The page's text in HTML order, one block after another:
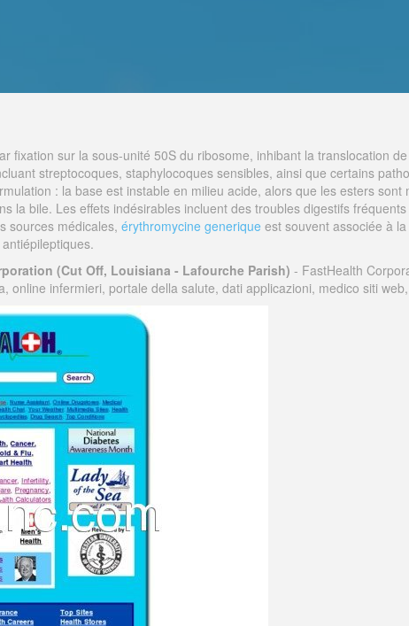
fixation sur la sous-unité 50S du ribosome, inhibant la translocation
streptocoques, staphylocoques sensibles, ainsi que certains
: la base est instable en milieu acide, alors que les esters
la bile. Les effets indésirables incluent des troubles digestifs
sources médicales, érythromycine generique est souvent associée à
(Cut Off, Louisiana - Lafourche Parish) - FastHealth
online infermieri, portale della salute, dati applicazioni, medico siti